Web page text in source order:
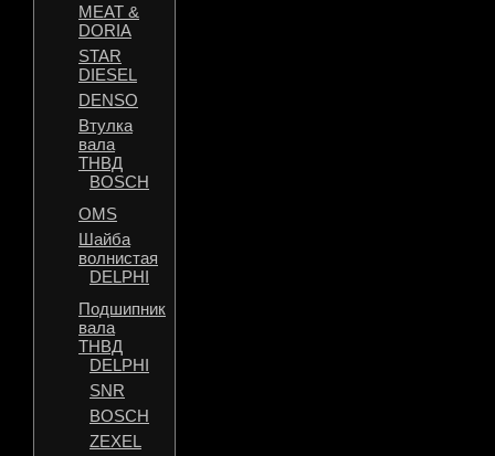
MEAT &
DORIA
STAR
DIESEL
DENSO
Втулка
вала
ТНВД
BOSCH
OMS
Шайба
волнистая
DELPHI
Подшипник
вала
ТНВД
DELPHI
SNR
BOSCH
ZEXEL